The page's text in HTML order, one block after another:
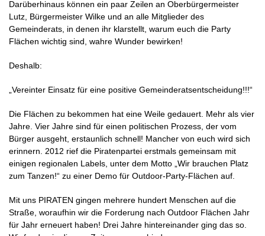
Darüberhinaus können ein paar Zeilen an Oberbürgermeister
Lutz, Bürgermeister Wilke und an alle Mitglieder des
Gemeinderats, in denen ihr klarstellt, warum euch die Party
Flächen wichtig sind, wahre Wunder bewirken!
Deshalb:
„Vereinter Einsatz für eine positive Gemeinderatsentscheidung!!!“
Die Flächen zu bekommen hat eine Weile gedauert. Mehr als vier
Jahre. Vier Jahre sind für einen politischen Prozess, der vom
Bürger ausgeht, erstaunlich schnell! Mancher von euch wird sich
erinnern. 2012 rief die Piratenpartei erstmals gemeinsam mit
einigen regionalen Labels, unter dem Motto „Wir brauchen Platz
zum Tanzen!“ zu einer Demo für Outdoor-Party-Flächen auf.
Mit uns PIRATEN gingen mehrere hundert Menschen auf die
Straße, woraufhin wir die Forderung nach Outdoor Flächen Jahr
für Jahr erneuert haben! Drei Jahre hintereinander ging das so.